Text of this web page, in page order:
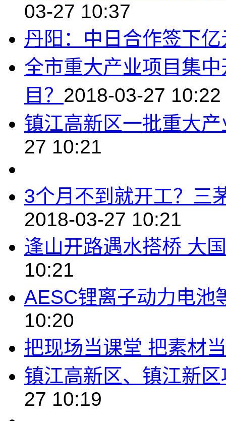
03-27 10:37
丹阳：中日合作签下
全市重大产业项目集
目？ 2018-03-27 10:22
镇江高新区一批重大
27 10:21
3个月不到就开工？三
2018-03-27 10:21
逢山开路遇水搭桥 大
10:21
AESC锂离子动力电池
10:20
把现场当课堂 把素材
镇江高新区、镇江新
27 10:19